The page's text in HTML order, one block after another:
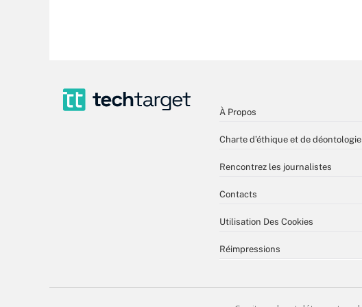
À Propos
Charte d’éthique et de déontologie
Rencontrez les journalistes
Contacts
Utilisation Des Cookies
Réimpressions